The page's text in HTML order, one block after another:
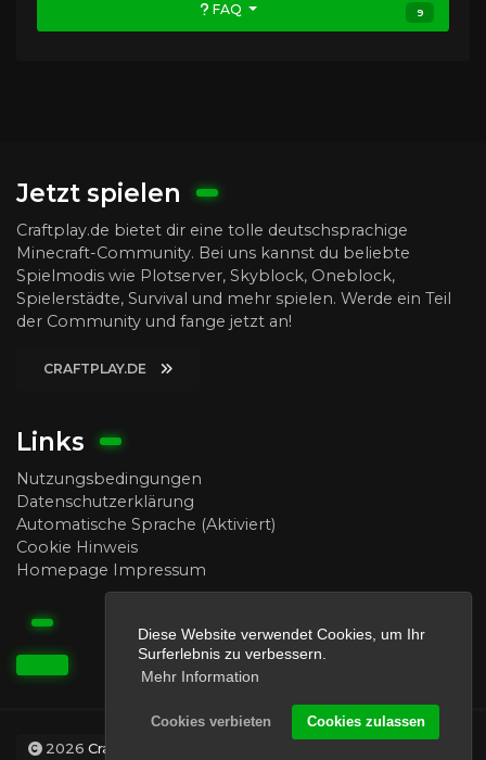
Diese Website verwendet Cookies, um Ihr
Surferlebnis zu verbessern.
Mehr Information
Cookies verbieten Cookies zulassen
FAQ 9
Jetzt spielen
Craftplay.de bietet dir eine tolle deutschsprachige
Minecraft-Community. Bei uns kannst du beliebte
Spielmodis wie Plotserver, Skyblock, Oneblock,
Spielerstädte, Survival und mehr spielen. Werde ein Teil
der Community und fange jetzt an!
CRAFTPLAY.DE
Links
Nutzungsbedingungen
Datenschutzerklärung
Automatische Sprache (Aktiviert)
Cookie Hinweis
Homepage Impressum
2026 Craftplay.de